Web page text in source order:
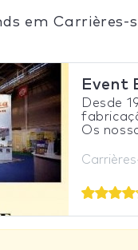
em Carrières-
Event
Desde
Os